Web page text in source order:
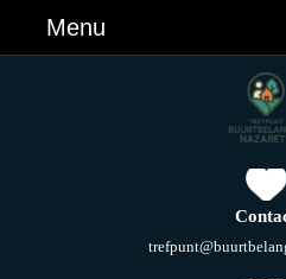
Menu